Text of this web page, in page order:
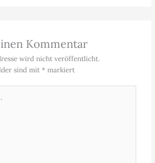
Kommentar
wird nicht veröffentlicht.
sind mit *markiert